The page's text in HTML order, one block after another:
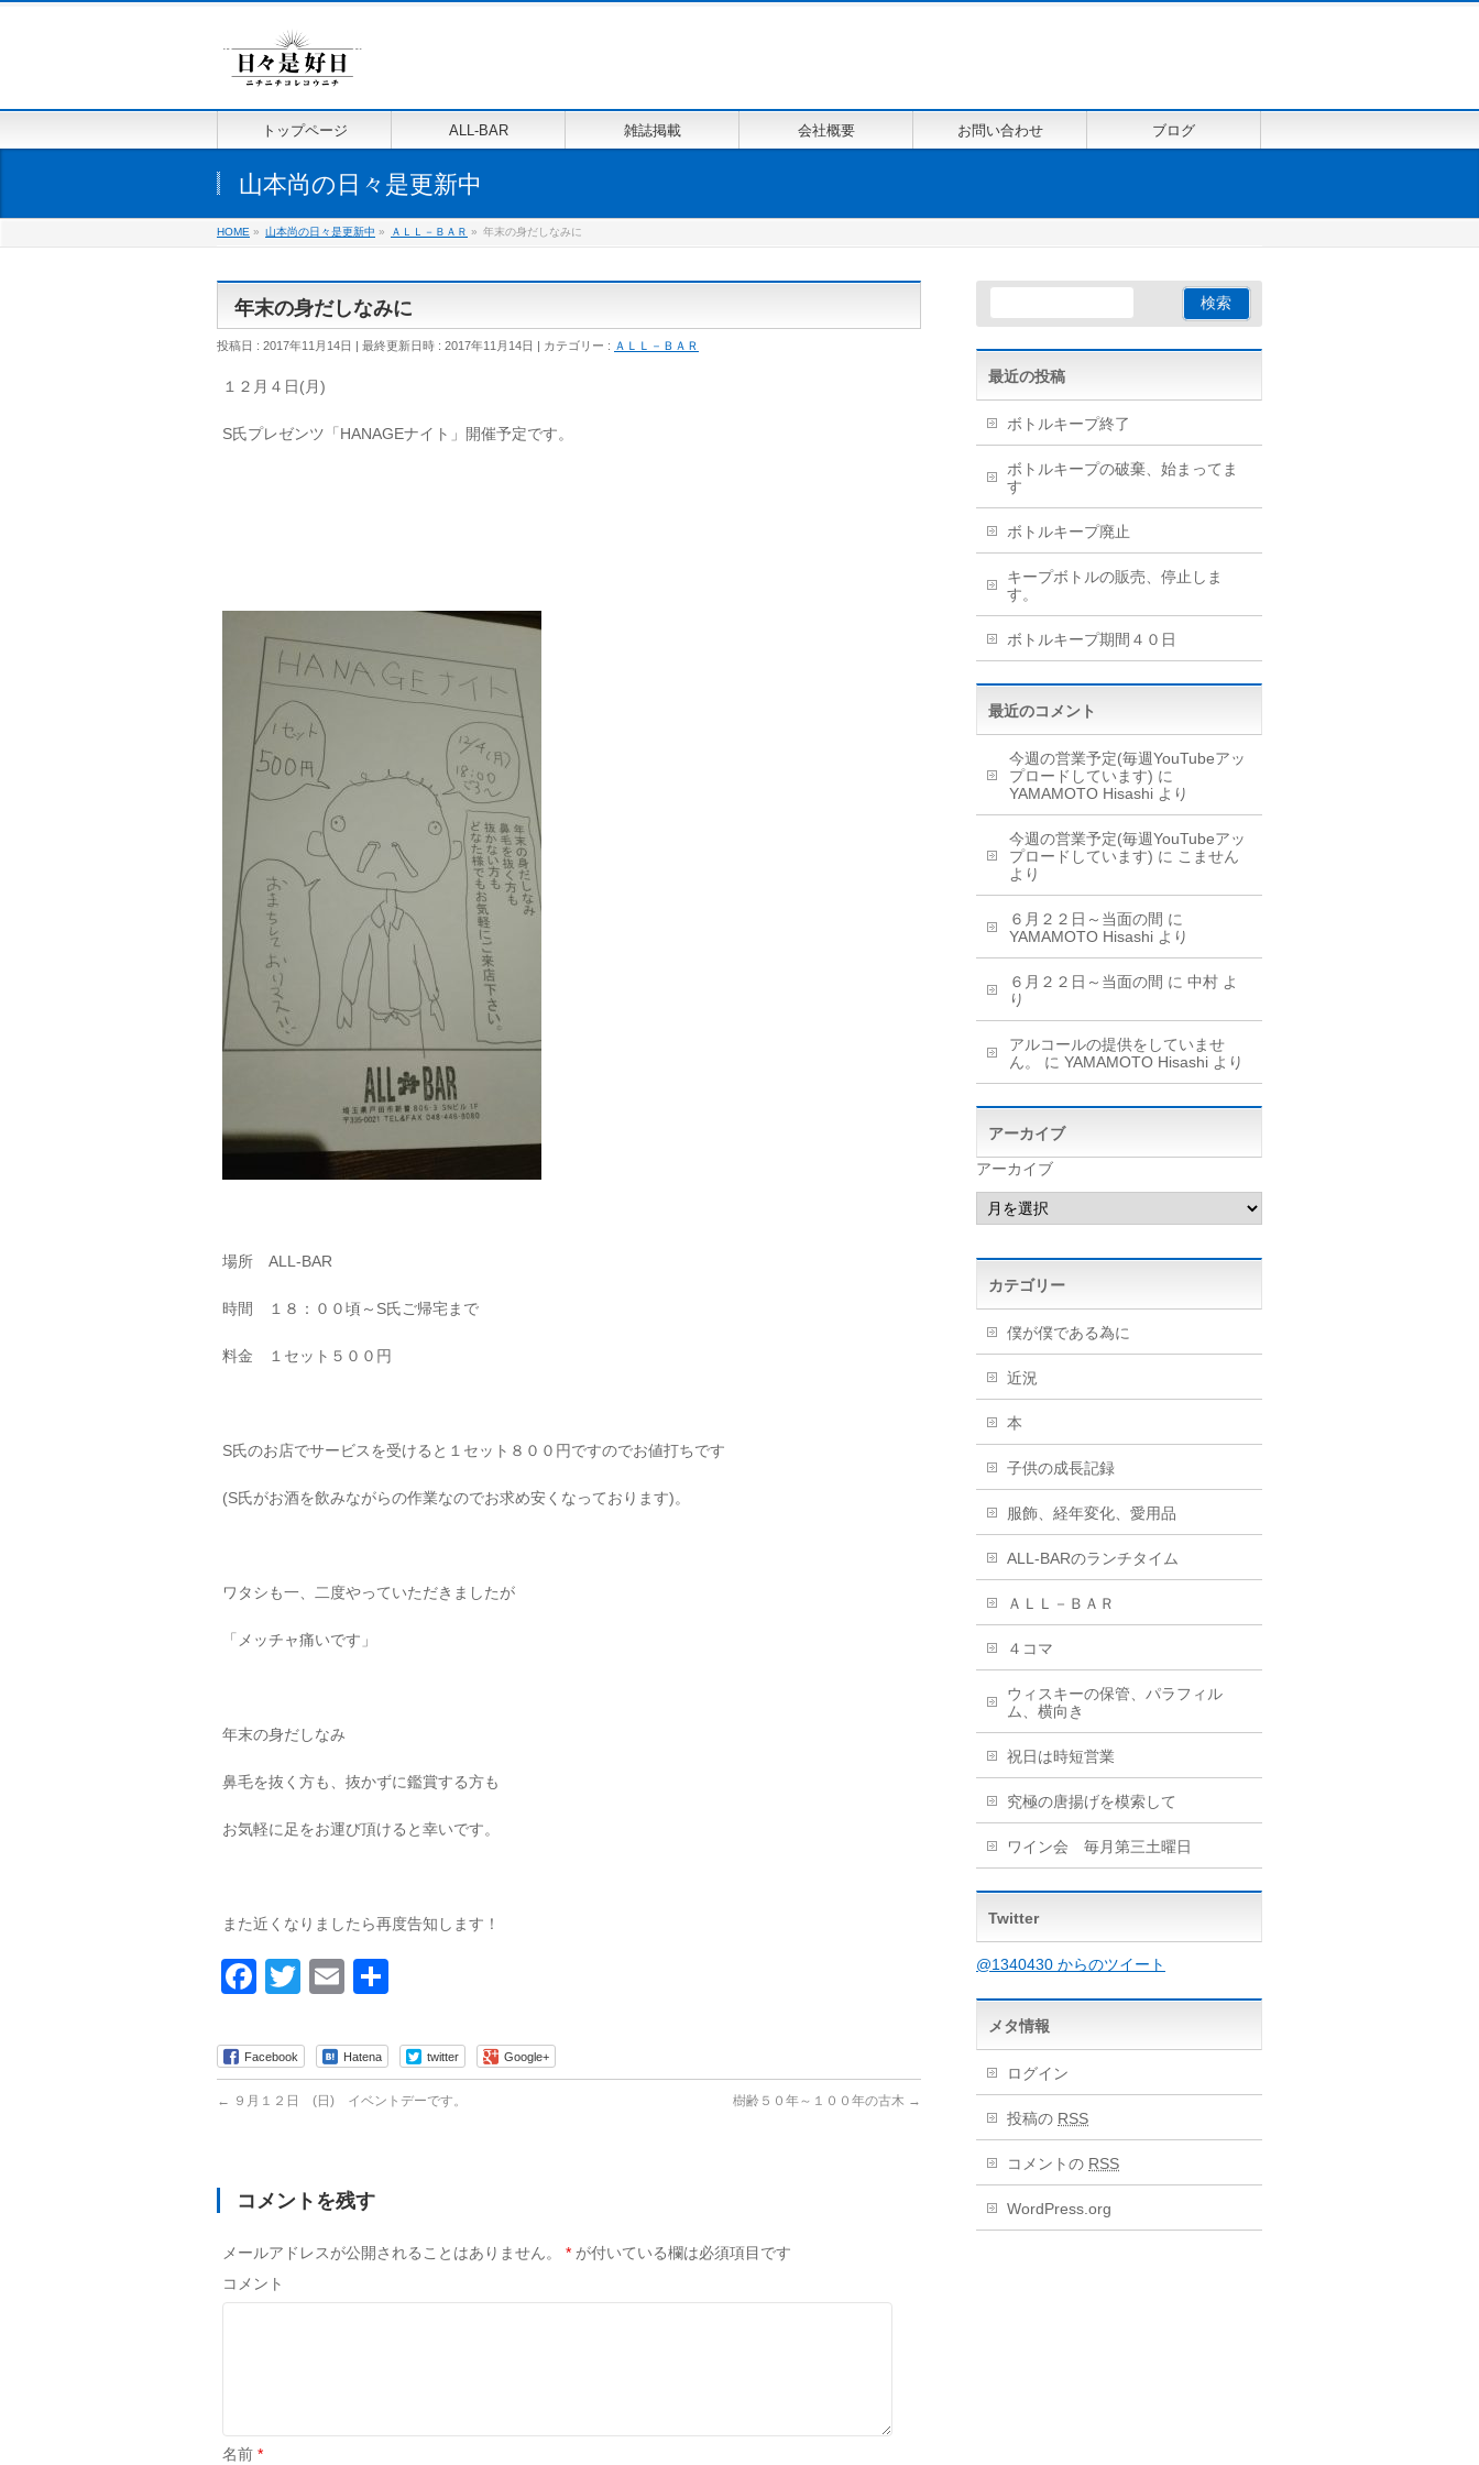
トップページ ALL-BAR 雑誌掲載 会社概要 お問い合わせ ブログ
山本尚の日々是更新中
HOME » 山本尚の日々是更新中 » ＡＬＬ－ＢＡＲ » 年末の身だしなみに
年末の身だしなみに
投稿日 : 2017年11月14日 最終更新日時 : 2017年11月14日 カテゴリー : ＡＬＬ－ＢＡＲ
１２月４日(月)
S氏プレゼンツ「HANAGEナイト」開催予定です。
場所 ALL-BAR
時間 １８：００頃～S氏ご帰宅まで
料金 １セット５００円
S氏のお店でサービスを受けると１セット８００円ですのでお値打ちです
(S氏がお酒を飲みながらの作業なのでお求め安くなっております)。
ワタシも一、二度やっていただきましたが
「メッチャ痛いです」
年末の身だしなみ
鼻毛を抜く方も、抜かずに鑑賞する方も
お気軽に足をお運び頂けると幸いです。
また近くなりましたら再度告知します！
Facebook
TwitterEmail
Facebook Hatena twitter Google+
← ９月１２日 (日) イベントデーです。 樹齢５０年～１００年の古木 →
コメントを残す
メールアドレスが公開されることはありません。 * が付いている欄は必須項目です
コメント
名前 *
最近の投稿
ボトルキープ終了
ボトルキープの破棄、始まってま
す
ボトルキープ廃止
キープボトルの販売、停止しま
す。
ボトルキープ期間４０日
最近のコメント
今週の営業予定(毎週YouTubeアッ
プロードしています) に
YAMAMOTO Hisashi より
今週の営業予定(毎週YouTubeアッ
プロードしています) に こません
より
６月２２日～当面の間 に
YAMAMOTO Hisashi より
６月２２日～当面の間 に 中村 よ
り
アルコールの提供をしていませ
ん。
に YAMAMOTO Hisashi より
アーカイブ
アーカイブ
カテゴリー
僕が僕である為に
近況
本
子供の成長記録
服飾、経年変化、愛用品
ALL-BARのランチタイム
ＡＬＬ－ＢＡＲ
４コマ
ウィスキーの保管、パラフィル
ム、横向き
祝日は時短営業
究極の唐揚げを模索して
ワイン会 毎月第三土曜日
Twitter
@1340430 からのツイート
メタ情報
ログイン
投稿の RSS
コメントの RSS
WordPress.org